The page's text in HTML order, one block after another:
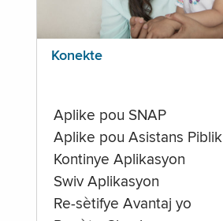
Konekte
Aplike pou SNAP
Aplike pou Asistans Piblik
Kontinye Aplikasyon
Swiv Aplikasyon
Re-sètifye Avantaj yo